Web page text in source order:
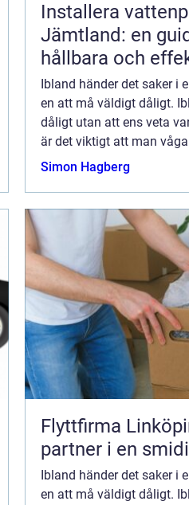
Installera
Jämtland: en
hållbara och
lösningar
Ibland händer det saker i
en att må väldigt dåligt.
dåligt utan att ens veta
är det viktigt att man
Simon Hagberg
Flyttfirma
partner i en
Ibland händer det saker i
en att må väldigt dåligt.